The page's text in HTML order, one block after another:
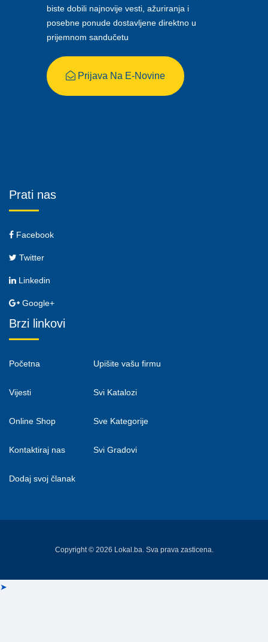
biste dobili najnovije vesti, ažuriranja i
posebne ponude dostavljene direktno u
prijemnom sandučetu
Prijava Na E-Novine
Prati nas
Facebook
Twitter
Linkedin
Google+
Brzi linkovi
Početna
Vijesti
Online Shop
Kontaktiraj nas
Dodaj svoj članak
Upišite vašu firmu
Svi Katalozi
Sve Kategorije
Svi Gradovi
Copyright © 2026 Lokal.ba. Sva prava zasticena.
➤